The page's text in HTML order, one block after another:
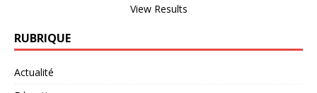
View Results
RUBRIQUE
Actualité